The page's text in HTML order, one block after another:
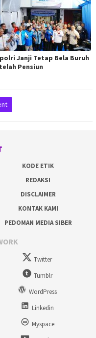
Janji Tetap Bela Buruh
Pensiun
KODE ETIK
REDAKSI
DISCLAIMER
KONTAK KAMI
PEDOMAN MEDIA SIBER
Twitter
Tumblr
WordPress
Linkedin
Myspace